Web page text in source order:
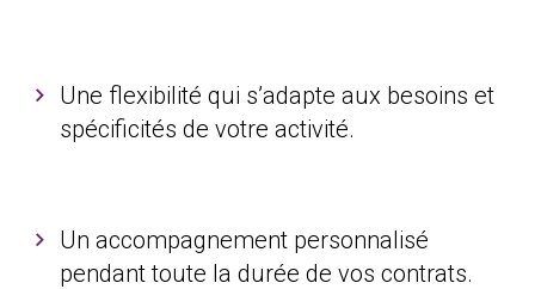
Une flexibilité qui s’adapte aux besoins et
spécificités de votre activité.
Un accompagnement personnalisé
pendant toute la durée de vos contrats.